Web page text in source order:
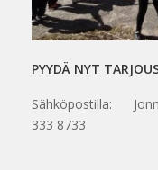
PYYDÄ NYT
Sähköpostilla:
333 8733